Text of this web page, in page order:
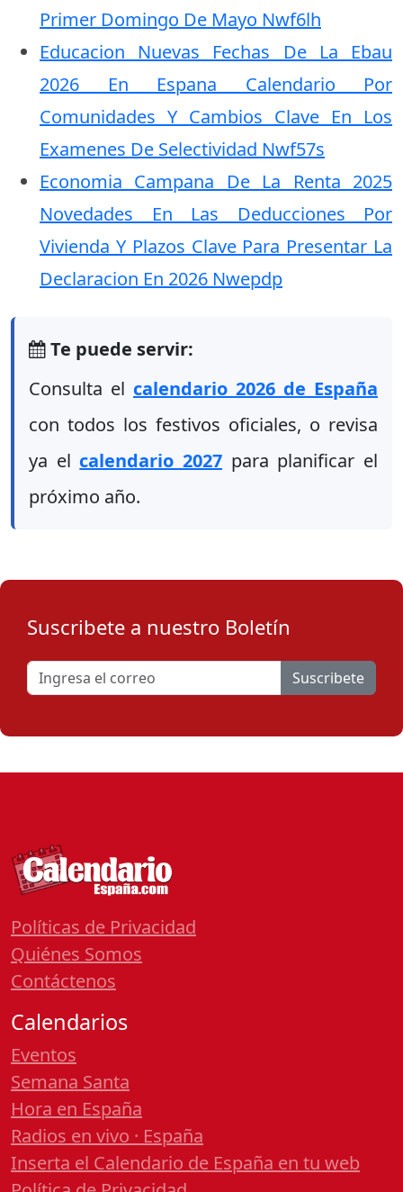
Primer Domingo De Mayo Nwf6lh
Educacion Nuevas Fechas De La Ebau
2026 En Espana Calendario Por
Comunidades Y Cambios Clave En Los
Examenes De Selectividad Nwf57s
Economia Campana De La Renta 2025
Novedades En Las Deducciones Por
Vivienda Y Plazos Clave Para Presentar La
Declaracion En 2026 Nwepdp
Te puede servir:
Consulta el calendario 2026 de España
con todos los festivos oficiales, o revisa
ya el calendario 2027 para planificar el
próximo año.
Suscribete a nuestro Boletín
Suscribete
Políticas de Privacidad
Quiénes Somos
Contáctenos
Calendarios
Eventos
Semana Santa
Hora en España
Radios en vivo · España
Inserta el Calendario de España en tu web